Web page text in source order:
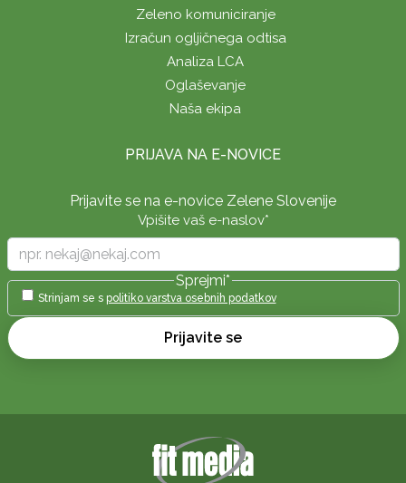
Zeleno komuniciranje
Izračun ogljičnega odtisa
Analiza LCA
Oglaševanje
Naša ekipa
PRIJAVA NA E-NOVICE
Prijavite se na e-novice Zelene Slovenije
Vpišite vaš e-naslov*
Sprejmi*
Strinjam se s politiko varstva osebnih podatkov
Prijavite se